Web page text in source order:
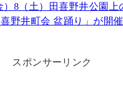
）8（土）田喜野井公園上
喜野井町会 盆踊り」が開催
スポンサーリンク